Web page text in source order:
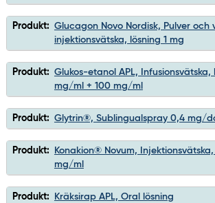
Produkt: Glucagon Novo Nordisk, Pulver och
injektionsvätska, lösning 1 mg
Produkt: Glukos-etanol APL, Infusionsvätska,
mg/ml + 100 mg/ml
Produkt: Glytrin®, Sublingualspray 0,4 mg/
Produkt:
Konakion® Novum, Injektionsvätska,
mg/ml
Produkt: Kräksirap APL, Oral lösning